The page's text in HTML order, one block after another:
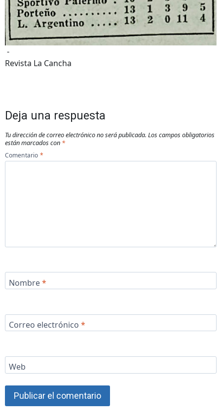
-
Revista La Cancha
Deja una respuesta
Tu dirección de correo electrónico no será publicada. Los campos obligatorios
están marcados con *
Comentario *
Nombre*
Correo electrónico *
Web